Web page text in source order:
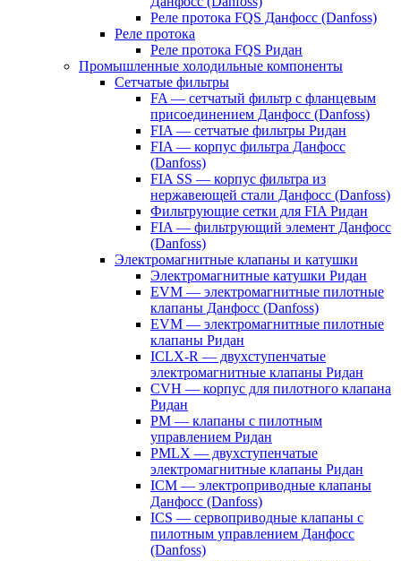
Реле протока FQS Данфосс (Danfoss)
Реле протока
Реле протока FQS Ридан
Промышленные холодильные компоненты
Сетчатые фильтры
FA — сетчатый фильтр с фланцевым
присоединением Данфосс (Danfoss)
FIA — сетчатые фильтры Ридан
FIA — корпус фильтра Данфосс
(Danfoss)
FIA SS — корпус фильтра из
нержавеющей стали Данфосс (Danfoss)
Фильтрующие сетки для FIA Ридан
FIA — фильтрующий элемент Данфосс
(Danfoss)
Электромагнитные клапаны и катушки
Электромагнитные катушки Ридан
EVM — электромагнитные пилотные
клапаны Данфосс (Danfoss)
EVM — электромагнитные пилотные
клапаны Ридан
ICLX-R — двухступенчатые
электромагнитные клапаны Ридан
CVH — корпус для пилотного клапана
Ридан
PM — клапаны с пилотным
управлением Ридан
PMLX — двухступенчатые
электромагнитные клапаны Ридан
ICM — электроприводные клапаны
Данфосс (Danfoss)
ICS — сервоприводные клапаны с
пилотным управлением Данфосс
(Danfoss)